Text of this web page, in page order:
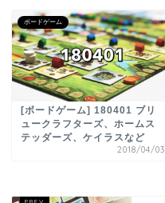
ボードゲーム
[ボードゲーム] 180401 ブリ
ュークラフターズ、ホームス
テッダーズ、ケイラスなど
2018/04/03